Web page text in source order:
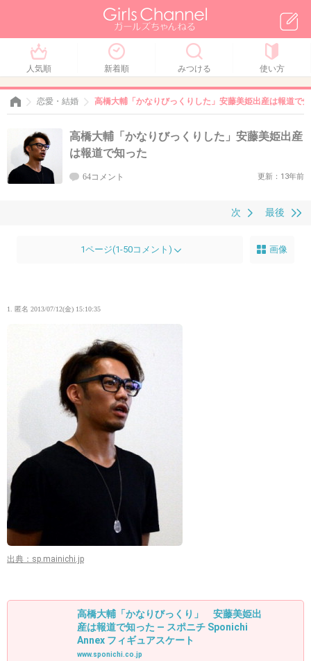
人気順 新着順 みつける 使い方
恋愛・結婚 高橋大輔「かなりびっくりした」安藤美姫出産は報道で
高橋大輔「かなりびっくりした」安藤美姫出産
は報道で知った
64コメント 更新：13年前
最後
次
1ページ(1-50コメント) 画像
1. 匿名 2013/07/12(金) 15:10:35
出典：sp.mainichi.jp
高橋大輔「かなりびっくり」 安藤美姫出
産は報道で知った ― スポニチ Sponichi
Annex フィギュアスケート
www.sponichi.co.jp